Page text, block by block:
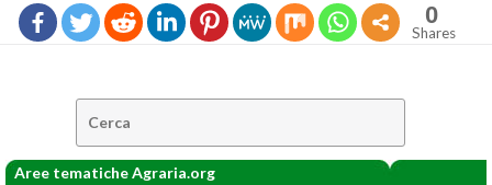
0
Shares
Aree tematiche Agraria.org